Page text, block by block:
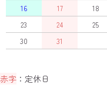
16
17 18
23
24 25
30
31
赤字 ：定休日